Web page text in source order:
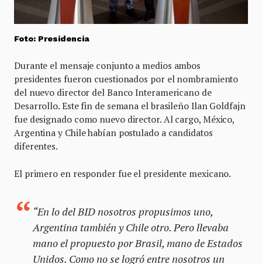
Foto: Presidencia
Durante el mensaje conjunto a medios ambos
presidentes fueron cuestionados por el nombramiento
del nuevo director del Banco Interamericano de
Desarrollo. Este fin de semana el brasileño Ilan Goldfajn
fue designado como nuevo director. Al cargo, México,
Argentina y Chile habían postulado a candidatos
diferentes.
El primero en responder fue el presidente mexicano.
“En lo del BID nosotros propusimos uno,
Argentina también y Chile otro. Pero llevaba
mano el propuesto por Brasil, mano de Estados
Unidos. Como no se logró entre nosotros un